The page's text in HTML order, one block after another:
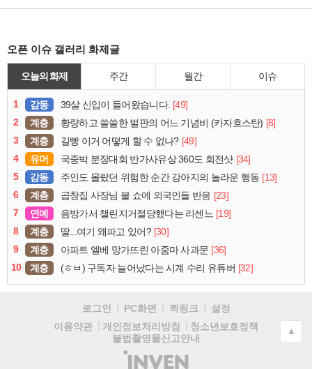
오픈 이슈 갤러리 화제글
오늘의 화제 주간 월간 이슈
1 감동 39살 신입이 들어왔습니다. [49]
2
계층 황량하고 쓸쓸한 벌판의 어느 기념비 (카자흐스탄) [8]
3
계층 길빵 이거 어떻게 할 수 없나? [49]
4
유머 국중박 분장대회 반가사유상 360도 회전샷 [34]
5
감동 주인도 몰랐던 위험한 순간 강아지의 놀라운 행동 [13]
6
계층 곱창집 사장님 불 쇼에 외국인들 반응 [23]
7
연예 음방가서 챌린지거절당했다는 리센느 [19]
8
계층 딸...여기 왜파고 있어? [30]
9
계층 아파트 엘베 망가뜨린 아줌마 사과문 [36]
10
계층 (ㅎㅂ) 구독자 늘어났다는 시계 수리 유튜버 [32]
로그인 PC화면 퀵링크
설정
이용약관
개인정보처리방침
청소년보호정책
불법촬영물신고안내
(주)
▲